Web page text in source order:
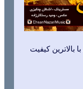
با بالاترین کیفیت